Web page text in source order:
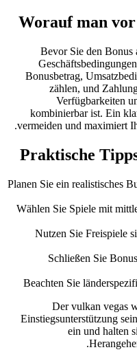
Worauf man
Bevor Sie den Bonus
Bonusbetrag,
zählen, und
Verfügbarkeiten
kombinierbar ist. Ein
vermeiden und maximiert
Praktische
Planen Sie ein realistisches
Wählen Sie Spiele mit
Nutzen Sie Freispiele
Schließen Sie
Beachten Sie
Der vulkan vegas
Einstiegsunterstützung
ein und halten